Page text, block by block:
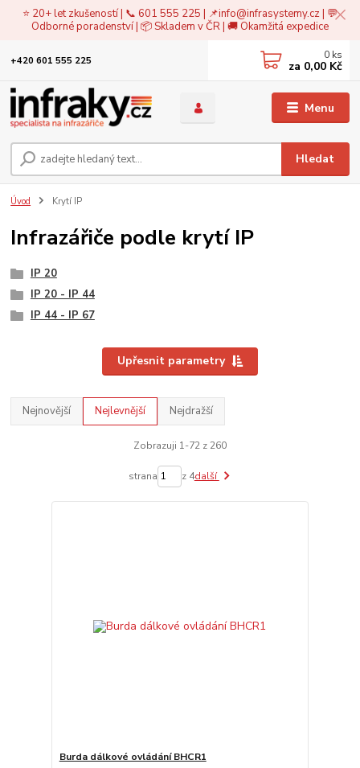
⭐ 20+ let zkušeností | 📞 601 555 225 | 📌info@infrasystemy.cz| 💬
Odborné poradenství | 📦 Skladem v ČR | 🚚 Okamžitá expedice
Menu
Hledat
+420 601 555 225 0 ks
za 0,00 Kč
Úvod Krytí IP
Infrazářiče podle krytí IP
IP 20
IP 20 - IP 44
IP 44 - IP 67
Upřesnit parametry
Nejnovější Nejlevnější Nejdražší
Zobrazuji 1-72 z 260
strana z 4další
Burda dálkové ovládání BHCR1